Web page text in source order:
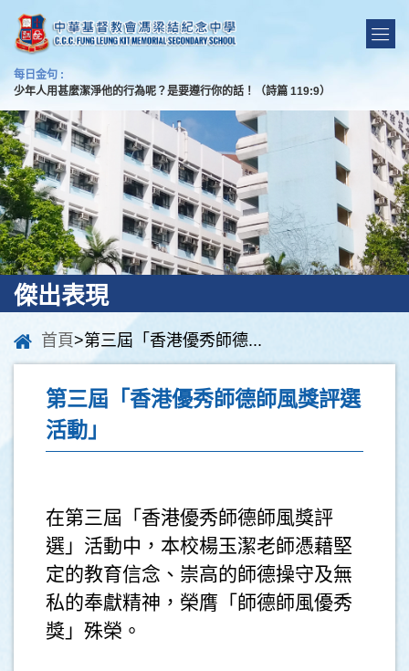
每日金句 :
少年人用甚麼潔淨他的行為呢？是要遵行你的話！（詩篇 119:9）
傑出表現
首頁>第三屆「香港優秀師德...
第三屆「香港優秀師德師風獎評選
活動」
在第三屆「香港優秀師德師風獎評
選」活動中，本校楊玉潔老師憑藉堅
定的教育信念、崇高的師德操守及無
私的奉獻精神，榮膺「師德師風優秀
獎」殊榮。